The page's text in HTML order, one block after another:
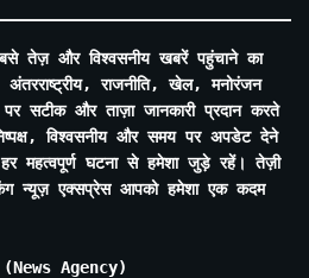
तेज़ और विश्वसनीय खबरें पहुंचाने का
अंतरराष्ट्रीय, राजनीति, खेल, मनोरंजन
पर सटीक और ताज़ा जानकारी प्रदान करते
विश्वसनीय और समय पर अपडेट देने
महत्वपूर्ण घटना से हमेशा जुड़े रहें। तेज़ी
न्यूज़ एक्सप्रेस आपको हमेशा एक कदम
Agency)